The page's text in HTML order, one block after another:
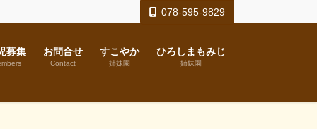
078-595-9829
募集 お問合せ
Contact
すこやか
姉妹園
ひろしまもみじ
姉妹園